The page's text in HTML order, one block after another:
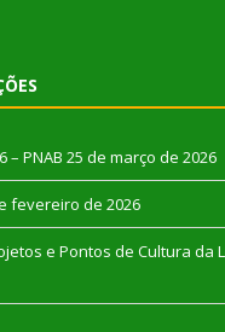
– PNAB 25 de março de 2026
fevereiro de 2026
e Pontos de Cultura da